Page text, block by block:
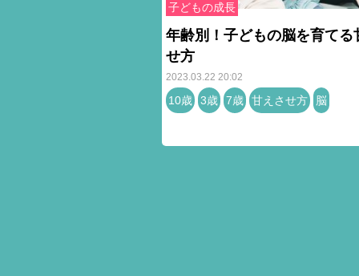
子どもの成長
年齢別！子どもの脳を育てる
せ方
2023.03.22 20:02
10歳 3歳 7歳 甘えさせ方 脳